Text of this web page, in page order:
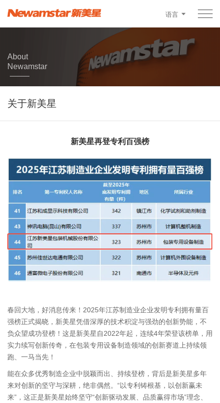
语言
About
Newamstar
关于新美星
新美星再登专利百强榜
春回大地，好消息传来！2025年江苏制造业企业发明专利拥有量百
强榜正式揭晓，新美星凭借深厚的技术积淀与强劲的创新势能，不
负众望成功登榜！这是新美星自2022年起，连续4年荣登该榜单，用
实力续写创新传奇，在包装专用设备制造领域的创新赛道上持续领
跑、一马当先！
能在众多优秀制造企业中脱颖而出、持续登榜，背后是新美星多年
来对创新的坚守与深耕，绝非偶然。“以专利铸根基，以创新赢未
来”，这正是新美星始终坚守“创新驱动发展、品质赢得市场”理念、